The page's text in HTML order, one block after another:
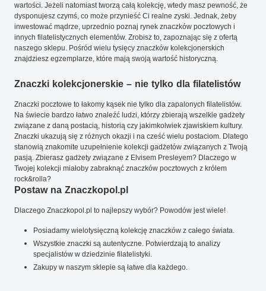
wartości. Jeżeli natomiast tworzą całą kolekcję, wtedy masz pewność, że
dysponujesz czymś, co może przynieść Ci realne zyski. Jednak, żeby
inwestować mądrze, uprzednio poznaj rynek znaczków pocztowych i
innych filatelistycznych elementów. Zrobisz to, zapoznając się z ofertą
naszego sklepu. Pośród wielu tysięcy znaczków kolekcjonerskich
znajdziesz egzemplarze, które mają swoją wartość historyczną.
Znaczki kolekcjonerskie – nie tylko dla filatelistów
Znaczki pocztowe to łakomy kąsek nie tylko dla zapalonych filatelistów.
Na świecie bardzo łatwo znaleźć ludzi, którzy zbierają wszelkie gadżety
związane z daną postacią, historią czy jakimkolwiek zjawiskiem kultury.
Znaczki ukazują się z różnych okazji i na cześć wielu postaciom. Dlatego
stanowią znakomite uzupełnienie kolekcji gadżetów związanych z Twoją
pasją. Zbierasz gadżety związane z Elvisem Presleyem? Dlaczego w
Twojej kolekcji miałoby zabraknąć znaczków pocztowych z królem
rock&rolla?
Postaw na Znaczkopol.pl
Dlaczego Znaczkopol.pl to najlepszy wybór? Powodów jest wiele!
Posiadamy wielotysięczną kolekcję znaczków z całego świata.
Wszystkie znaczki są autentyczne. Potwierdzają to analizy
specjalistów w dziedzinie filatelistyki.
Zakupy w naszym sklepie są łatwe dla każdego.